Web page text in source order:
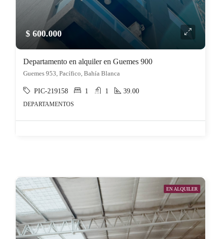
$ 600.000
Departamento en alquiler en Guemes 900
Guemes 953, Pacífico, Bahía Blanca
PIC-219158 1 1 39.00
DEPARTAMENTOS
EN ALQUILER